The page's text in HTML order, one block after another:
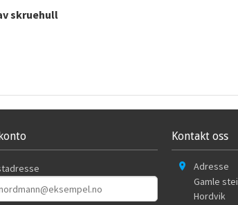
skruehull
Kontakt oss
Adresse
Gamle
Hordvik